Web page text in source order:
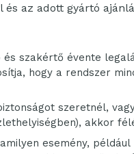
az adott gyártó
és szakértő évente
hogy a rendszer
szeretnél,
akkor
esemény,